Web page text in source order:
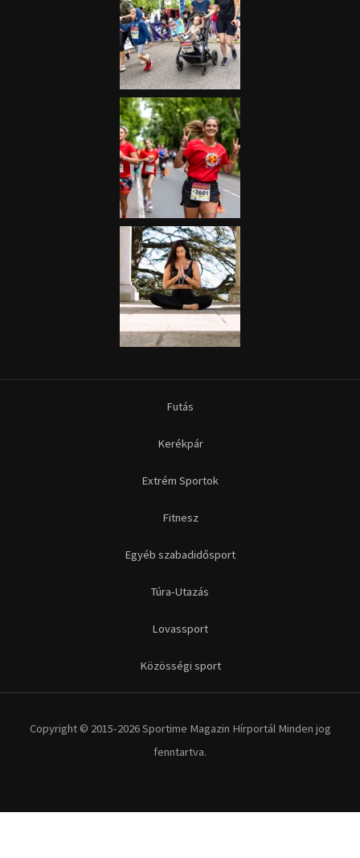
Futás
Kerékpár
Extrém Sportok
Fitnesz
Egyéb szabadidősport
Túra-Utazás
Lovassport
Közösségi sport
Copyright © 2015-2026 Sportime Magazin Hírportál Minden jog
fenntartva.